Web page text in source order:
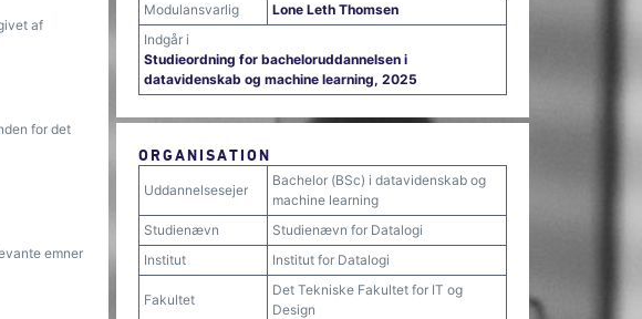
af
for det
emner
Modulansvarlig
Lone Leth Thomsen
Indgår i
Studieordning for bacheloruddannelsen i
datavidenskab og machine learning, 2025
ORGANISATION
Uddannelsesejer
Bachelor (BSc) i datavidenskab og
machine learning
Studienævn
Studienævn for Datalogi
Institut
Institut for Datalogi
Fakultet
Det Tekniske Fakultet for IT og
Design